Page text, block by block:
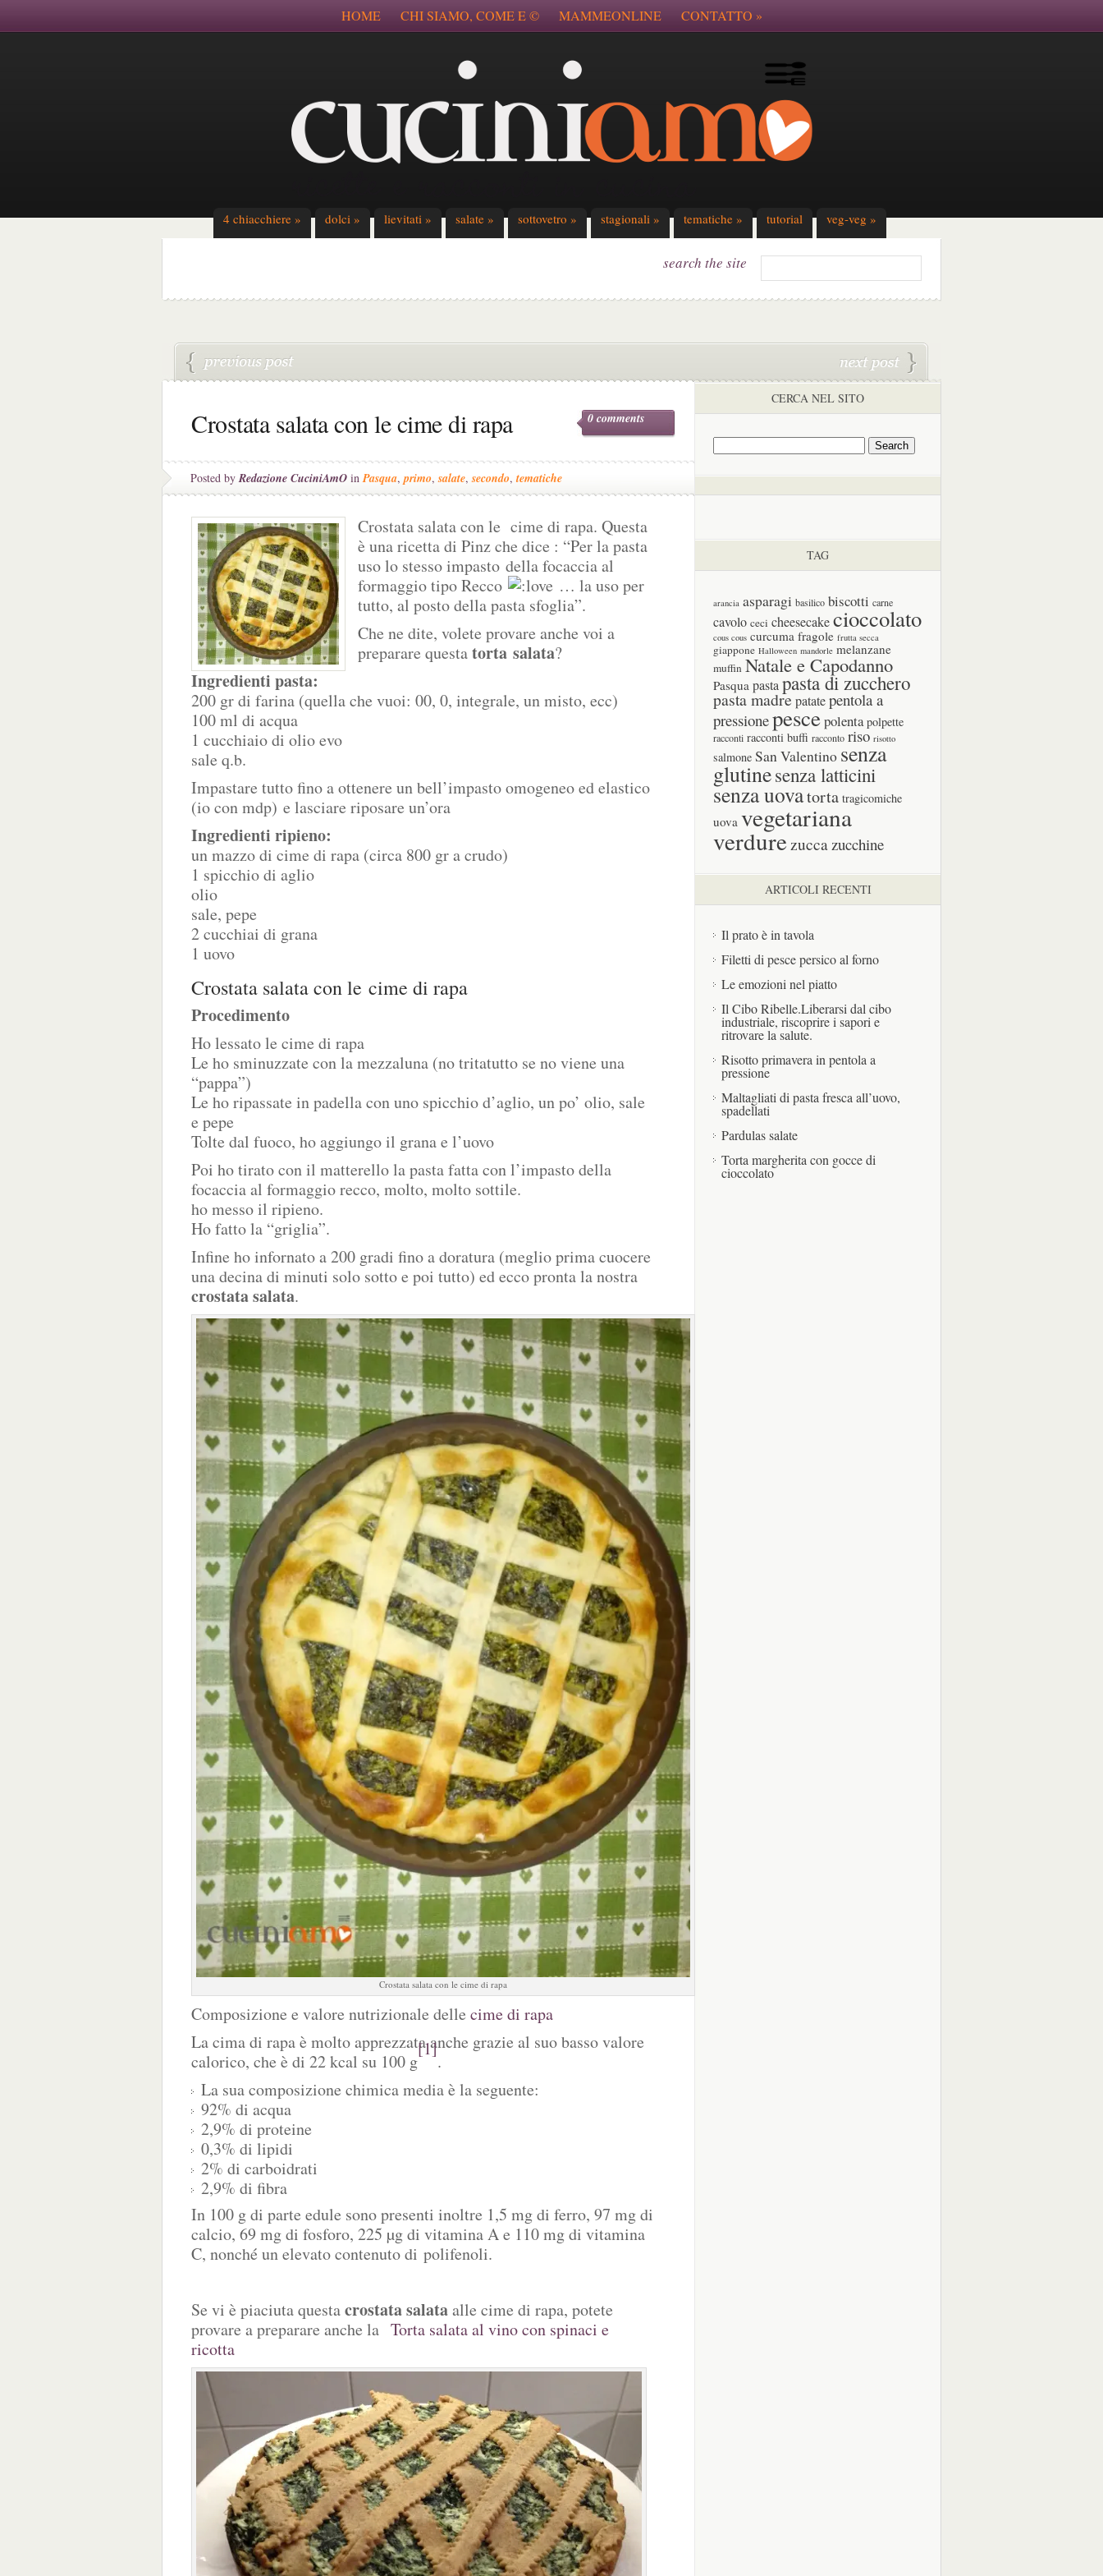
HOME CHI SIAMO, COME E © MAMMEONLINE CONTATTO »
4 chiacchiere » dolci » lievitati » salate » sottovetro » stagionali » tematiche » tutorial veg-veg »
search the site
Crostata salata con le cime di rapa 0 comments
Posted byRedazione CuciniAmO inPasqua,primo,salate,secondo, tematiche
Crostata salata con le cime di rapa. Questa
è una ricetta di Pinz che dice : “Per la pasta
uso lo stesso impasto della focaccia al
formaggio tipo Recco
… la uso per
tutto, al posto della pasta sfoglia”.
Che ne dite, volete provare anche voi a
preparare questatorta salata?
Ingredienti pasta:
200 gr di farina (quella che vuoi: 00, 0, integrale, un misto, ecc)
100 ml di acqua
1 cucchiaio di olio evo
sale q.b.
Impastare tutto fino a ottenere un bell’impasto omogeneo ed elastico
(io con mdp) e lasciare riposare un’ora
Ingredienti ripieno:
un mazzo di cime di rapa (circa 800 gr a crudo)
1 spicchio di aglio
olio
sale, pepe
2 cucchiai di grana
1 uovo
Crostata salata con le cime di rapa
Procedimento
Ho lessato le cime di rapa
Le ho sminuzzate con la mezzaluna (no tritatutto se no viene una
“pappa”)
Le ho ripassate in padella con uno spicchio d’aglio, un po’ olio, sale
e pepe
Tolte dal fuoco, ho aggiungo il grana e l’uovo
Poi ho tirato con il matterello la pasta fatta con l’impasto della
focaccia al formaggio recco, molto, molto sottile.
ho messo il ripieno.
Ho fatto la “griglia”.
Infine ho infornato a 200 gradi fino a doratura (meglio prima cuocere
una decina di minuti solo sotto e poi tutto) ed ecco pronta la nostra
crostata salata.
Crostata salata con le cime di rapa
Composizione e valore nutrizionale delle cime di rapa
La cima di rapa è molto apprezzata anche grazie al suo basso valore
calorico, che è di 22 kcal su 100 g
[1]
.
La sua composizione chimica media è la seguente:
92% di acqua
2,9% di proteine
0,3% di lipidi
2% di carboidrati
2,9% di fibra
In 100 g di parte edule sono presenti inoltre 1,5 mg di ferro, 97 mg di
calcio, 69 mg di fosforo, 225 µg di vitamina A e 110 mg di vitamina
C, nonché un elevato contenuto di polifenoli.
Se vi è piaciuta questacrostata salataalle cime di rapa, potete
provare a preparare anche la Torta salata al vino con spinaci e
ricotta
CERCA NEL SITO
TAG
arancia asparagi basilico biscotti carne
cavolo ceci cheesecakecioccolato
cous cous curcuma fragole frutta secca
giappone Halloween mandorle melanzane
muffin Natale e Capodanno
Pasqua pastapasta di zucchero
pasta madre patatepentola a
pressionepesce polenta polpette
racconti racconti buffi racconto riso risotto
salmone San Valentino senza
glutinesenza latticini
senza uovatorta tragicomiche
uova vegetariana
verdurezuccazucchine
ARTICOLI RECENTI
Il prato è in tavola
Filetti di pesce persico al forno
Le emozioni nel piatto
Il Cibo Ribelle.Liberarsi dal cibo
industriale, riscoprire i sapori e
ritrovare la salute.
Risotto primavera in pentola a
pressione
Maltagliati di pasta fresca all’uovo,
spadellati
Pardulas salate
Torta margherita con gocce di
cioccolato